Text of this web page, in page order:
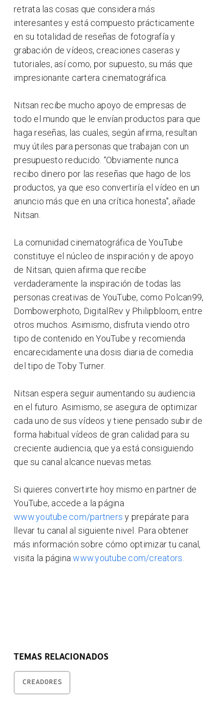
retrata las cosas que considera más
interesantes y está compuesto prácticamente
en su totalidad de reseñas de fotografía y
grabación de vídeos, creaciones caseras y
tutoriales, así como, por supuesto, su más que
impresionante cartera cinematográfica.
Nitsan recibe mucho apoyo de empresas de
todo el mundo que le envían productos para que
haga reseñas, las cuales, según afirma, resultan
muy útiles para personas que trabajan con un
presupuesto reducido. “Obviamente nunca
recibo dinero por las reseñas que hago de los
productos, ya que eso convertiría el vídeo en un
anuncio más que en una crítica honesta", añade
Nitsan.
La comunidad cinematográfica de YouTube
constituye el núcleo de inspiración y de apoyo
de Nitsan, quien afirma que recibe
verdaderamente la inspiración de todas las
personas creativas de YouTube, como Polcan99,
Dombowerphoto, DigitalRev y Philipbloom, entre
otros muchos. Asimismo, disfruta viendo otro
tipo de contenido en YouTube y recomienda
encarecidamente una dosis diaria de comedia
del tipo de Toby Turner.
Nitsan espera seguir aumentando su audiencia
en el futuro. Asimismo, se asegura de optimizar
cada uno de sus vídeos y tiene pensado subir de
forma habitual vídeos de gran calidad para su
creciente audiencia, que ya está consiguiendo
que su canal alcance nuevas metas.
Si quieres convertirte hoy mismo en partner de
YouTube, accede a la página
www.youtube.com/partners y prepárate para
llevar tu canal al siguiente nivel. Para obtener
más información sobre cómo optimizar tu canal,
visita la páginawww.youtube.com/creators
TEMAS RELACIONADOS
CREADORES